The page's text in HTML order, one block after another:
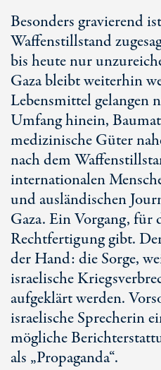
Besonders gravierend
Waffenstillstand
bis heute nur
Gaza bleibt weiterhin
Lebensmittel gelangen
Umfang hinein,
medizinische Güter
nach dem
internationalen
und ausländischen
Gaza. Ein Vorgang, für
Rechtfertigung gibt.
der Hand: die Sorge,
israelische
aufgeklärt werden.
israelische Sprecherin
mögliche
als „Propaganda“.